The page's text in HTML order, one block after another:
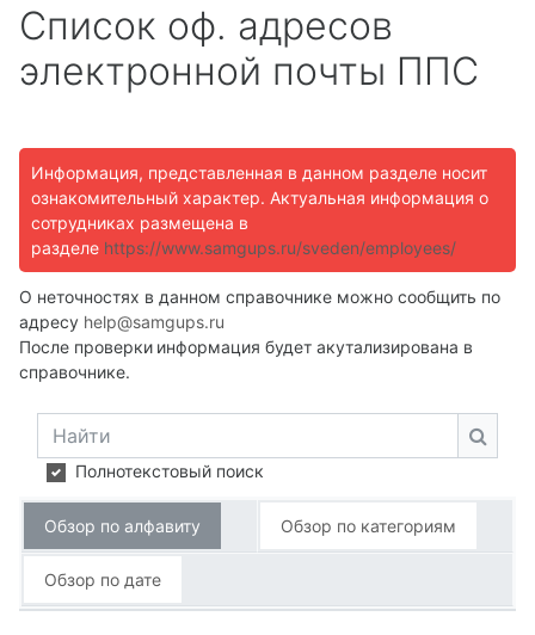
Список оф. адресов
электронной почты ППС
Информация, представленная в данном разделе носит
ознакомительный характер. Актуальная информация о
сотрудниках размещена в
разделе https://www.samgups.ru/sveden/employees/
О неточностях в данном справочнике можно сообщить по
адресу help@samgups.ru
После проверки информация будет акутализирована в
справочнике.
Найти
Найти
Полнотекстовый поиск
Обзор по алфавиту Обзор по категориям
Обзор по дате